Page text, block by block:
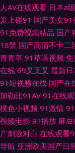
人AV在线观看 日本a
爰上碰91 国产美女91
91免费视频精品 国产
18禁 国产高清不卡二
青青草 91草逼视频
在线 69叉叉叉 最新
91短视频在线 国产在
加勒比91AV 91在线
桃色小视频 91激情
视频电影 91播放 麻
产刺激对白 在线观看
导航 亚洲欧美国产日